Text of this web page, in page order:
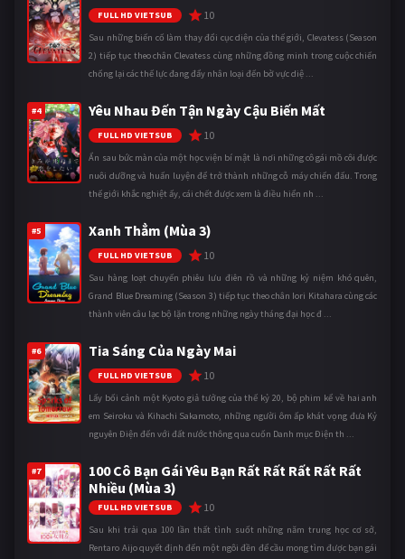
FULL HD VIETSUB 10
Sau những biến cố làm thay đổi cục diện của thế giới, Clevatess (Season
2) tiếp tục theo chân Clevatess cùng những đồng minh trong cuộc chiến
chống lại các thế lực đang đẩy nhân loại đến bờ vực diệ ...
#4 Yêu Nhau Đến Tận Ngày Cậu Biến Mất
FULL HD VIETSUB 10
Ẩn sau bức màn của một học viện bí mật là nơi những cô gái mồ côi được
nuôi dưỡng và huấn luyện để trở thành những cỗ máy chiến đấu. Trong
thế giới khắc nghiệt ấy, cái chết được xem là điều hiển nh ...
#5 Xanh Thẳm (Mùa 3)
FULL HD VIETSUB 10
Sau hàng loạt chuyến phiêu lưu điên rồ và những kỷ niệm khó quên,
Grand Blue Dreaming (Season 3) tiếp tục theo chân Iori Kitahara cùng các
thành viên câu lạc bộ lặn trong những ngày tháng đại học đ ...
#6 Tia Sáng Của Ngày Mai
FULL HD VIETSUB 10
Lấy bối cảnh một Kyoto giả tưởng của thế kỷ 20, bộ phim kể về hai anh
em Seiroku và Kihachi Sakamoto, những người ôm ấp khát vọng đưa Kỷ
nguyên Điện đến với đất nước thông qua cuốn Danh mục Điện th ...
#7
100 Cô Bạn Gái Yêu Bạn Rất Rất Rất Rất Rất
Nhiều (Mùa 3)
FULL HD VIETSUB 10
Sau khi trải qua 100 lần thất tình suốt những năm trung học cơ sở,
Rentaro Aijo quyết định đến một ngôi đền để cầu mong tìm được bạn gái